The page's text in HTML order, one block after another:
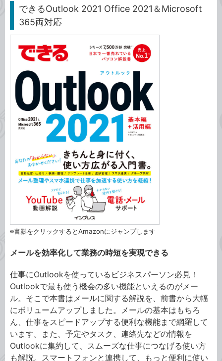
できるOutlook 2021 Office 2021＆Microsoft
365両対応
※書影をクリックするとAmazonにジャンプします
メールを効率化して業務の時短を実現できる
仕事にOutlookを使っているビジネスパーソン必見！
Outlookで最も使う機会の多い機能といえるのがメー
ル。そこで本書はメールに関する解説を、前書から大幅
にボリュームアップしました。メールの基本はもちろ
ん、仕事をスピードアップする便利な機能まで網羅して
います。また、予定やタスク、連絡先などの情報を
Outlookに集約して、スムーズな仕事につなげる使い方
も解説。スマートフォンと連携して、もっと便利に使い